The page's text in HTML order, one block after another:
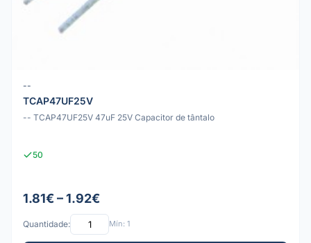
--
TCAP47UF25V
-- TCAP47UF25V 47uF 25V Capacitor de tântalo
50
1.81€ – 1.92€
Quantidade: Mín: 1